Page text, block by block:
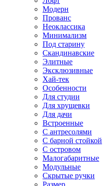
Модерн
Прованс
Неоклассика
Минимализм
Под старину
Скандинавские
Элитные
Эксклюзивные
Хай-тек
Особенности
Для студии
Для хрущевки
Для дачи
Встроенные
С антресолями
С барной стойкой
С островом
Малогабаритные
Модульные
Скрытые ручки
Размер